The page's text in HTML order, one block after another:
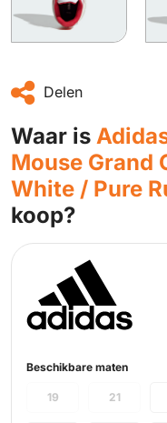
Delen
Waar is
Mouse Grand
White / Pure
koop?
Beschikbare maten
19 21